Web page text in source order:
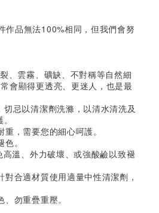
作品無法100%相同，但我們會努
、雲霧、礦缺、不對稱等自然細
會顯得更透亮、更迷人，也是最
忌以清潔劑洗滌，以清水清洗及
，需要您的細心呵護。
。
溫、外力破壞、或強酸鹼以致褪
合適材質使用適量中性清潔劑，
勿重疊重壓。